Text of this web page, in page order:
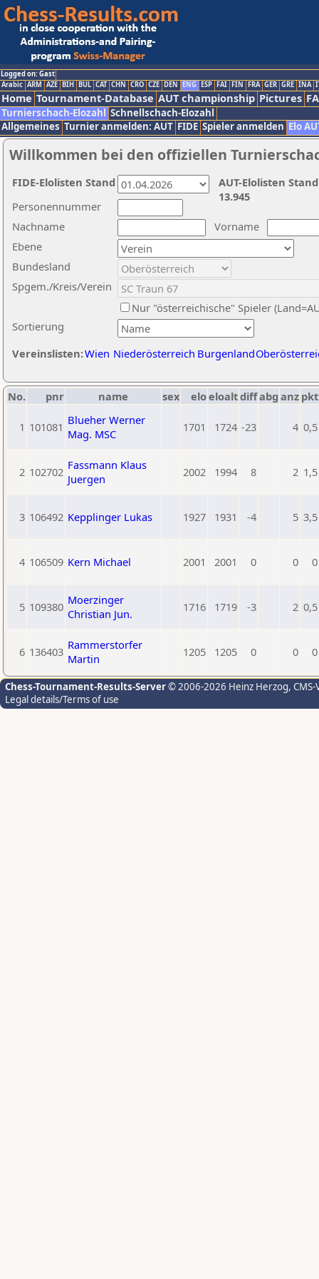
Logged on: Gast
Arabic ARM AZE BIH BUL CAT CHN CRO CZE DEN ENG ESP FAI FIN FRA GER GRE INA
Home Tournament-Database AUT championship Pictures
Turnierschach-Elozahl Schnellschach-Elozahl
Allgemeines Turnier anmelden: AUT FIDE Spieler anmelden Elo
Willkommen bei den offiziellen
Nachname
Vorname
Ebene
Sortierung
Personennummer
Bundesland
Spgem./Kreis/Verein
Nur "österreichische" Spieler
Vereinslisten:Wien Niederösterreich Burgenland
AUT-Elolisten
13.945
FIDE-Elolisten Stand
No. pnr name sex eloeloaltdiffabg anz pkt
1 101081 Blueher Werner
Mag. MSC
1701 1724 -23 4 0,5
2 102702 Fassmann Klaus
Juergen
2002 1994 8 2 1,5
3 106492 Kepplinger Lukas 1927 1931 -4 5 3,5
4 106509 Kern Michael 2001 2001 0 0 0
5 109380 Moerzinger
Christian Jun.
1716 1719 -3 2 0,5
6 136403 Rammerstorfer
Martin
1205 1205 0 0 0
Chess-Tournament-Results-Server© 2006-2026 Heinz Herzog,
Legal details/Terms of use